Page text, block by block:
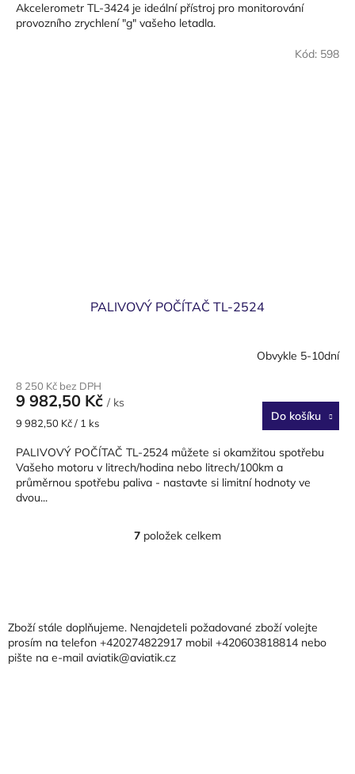
Akcelerometr TL-3424 je ideální přístroj pro monitorování
provozního zrychlení "g" vašeho letadla.
PALIVOVÝ POČÍTAČ TL-2524
Obvykle 5-10dní
8 250 Kč bez DPH
9 982,50 Kč / ks
Měrná
9 982,50 Kč / 1 ks Do košíku
PALIVOVÝ POČÍTAČ TL-2524 můžete si okamžitou spotřebu
Vašeho motoru v litrech/hodina nebo litrech/100km a
průměrnou spotřebu paliva - nastavte si limitní hodnoty ve
dvou...
Kód: 598
O
c
í
7 položek celkem
aZboží stále doplňujeme. Nenajdeteli požadované zboží volejte
prosím na telefon +420274822917 mobil +420603818814 nebo
pište na e-mail aviatik@aviatik.cz